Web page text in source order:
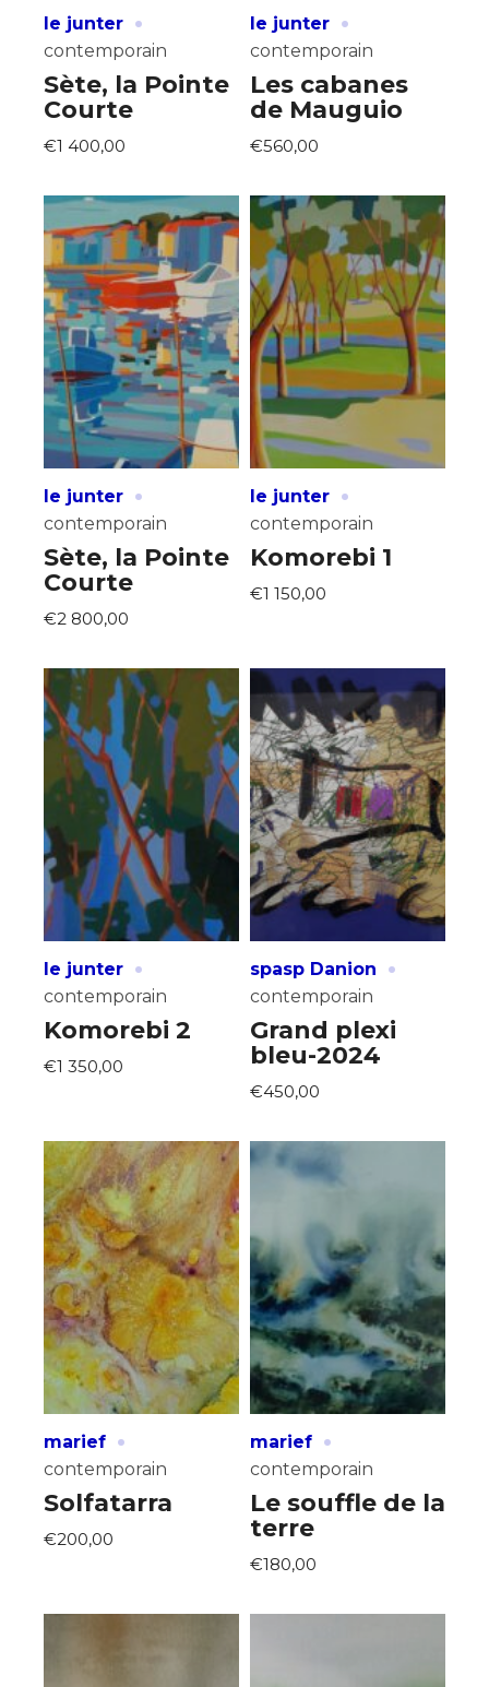
le junter ·
contemporain
Sète, la Pointe
Courte
€1 400,00
le junter ·
contemporain
Les cabanes
de Mauguio
€560,00
le junter ·
contemporain
Sète, la Pointe
Courte
€2 800,00
le junter ·
contemporain
Komorebi 1
€1 150,00
le junter ·
contemporain
Komorebi 2
€1 350,00
spasp Danion ·
contemporain
Grand plexi
bleu-2024
€450,00
marief ·
contemporain
Solfatarra
€200,00
marief ·
contemporain
Le souffle de la
terre
€180,00